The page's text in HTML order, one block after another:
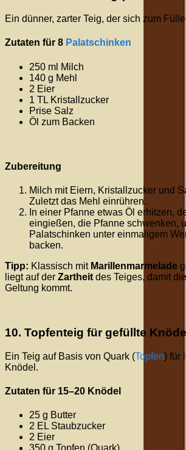
Ein dünner, zarter Teig, der sich zum
Zutaten für 8 Palatschinken
250 ml Milch
140 g Mehl
2 Eier
1 TL Kristallzucker
Prise Salz
Öl zum Backen
Zubereitung
Milch mit Eiern, Kristallzucker und
Zuletzt das Mehl einrühren.
In einer Pfanne etwas Öl erhitzen,
eingießen, die Pfanne schwenken,
Palatschinken unter einmaligem
backen.
Tipp: Klassisch mit Marillenmarmelade
liegt auf der Zartheit des Teiges, damit
Geltung kommt.
10. Topfenteig für gefüllte Knödel
Ein Teig auf Basis von Quark (Topfen) für
Knödel.
Zutaten für 15–20 Knödel
25 g Butter
2 EL Staubzucker
2 Eier